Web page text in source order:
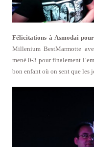
Félicitations à Asmodai
Millenium BestMarmotte
mené 0-3 pour finalement
bon enfant où on sent que les